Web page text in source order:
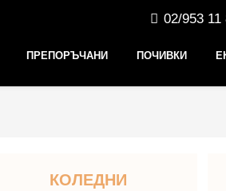
02/953 11
ПРЕПОРЪЧАНИ ПОЧИВКИ
КОЛЕДНИ